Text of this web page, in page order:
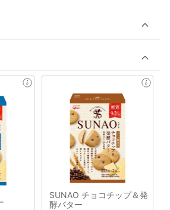
SUNAO チョコチップ＆発
酵バター